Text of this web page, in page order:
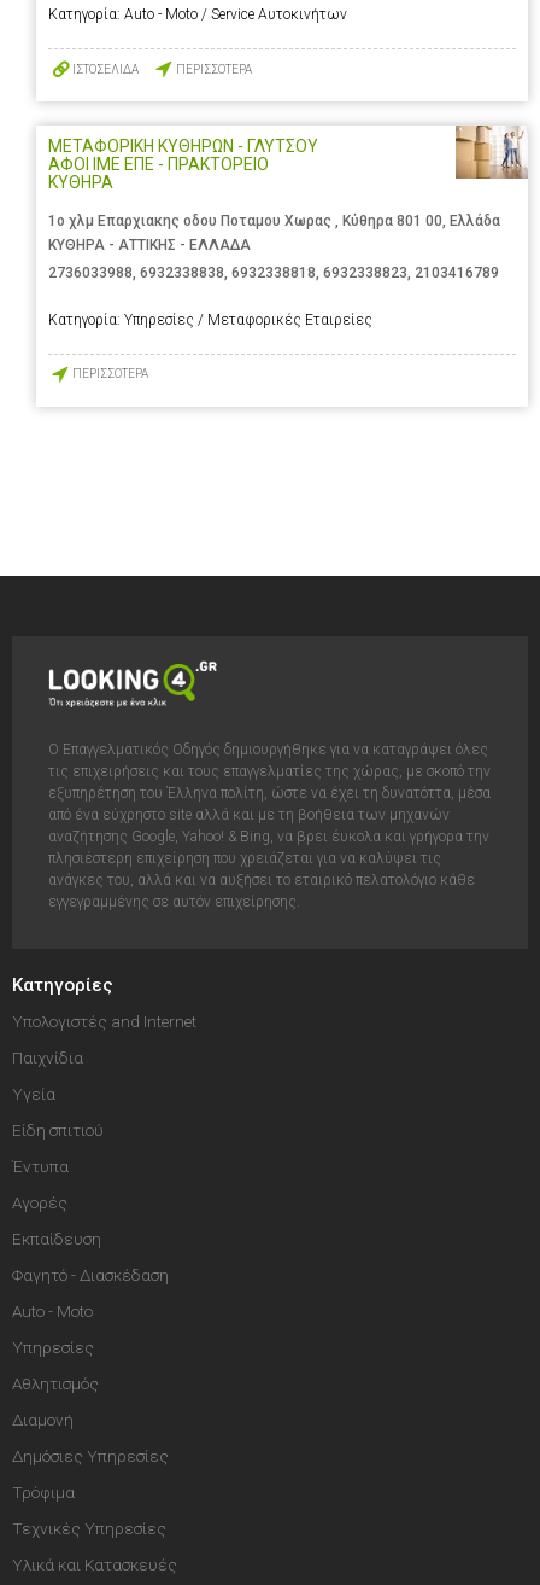
Κατηγορία: Auto - Moto / Service Αυτοκινήτων
ΙΣΤΟΣΕΛΙΔΑ ΠΕΡΙΣΣΟΤΕΡΑ
ΜΕΤΑΦΟΡΙΚΗ ΚΥΘΗΡΩΝ - ΓΛΥΤΣΟΥ
ΑΦΟΙ ΙΜΕ ΕΠΕ - ΠΡΑΚΤΟΡΕΙΟ
ΚΥΘΗΡΑ
1ο χλμ Επαρχιακης οδου Ποταμου Χωρας , Κύθηρα 801 00, Ελλάδα
ΚΥΘΗΡΑ - ΑΤΤΙΚΗΣ - ΕΛΛΑΔΑ
2736033988, 6932338838, 6932338818, 6932338823, 2103416789
Κατηγορία: Υπηρεσίες / Μεταφορικές Εταιρείες
ΠΕΡΙΣΣΟΤΕΡΑ
Ο Επαγγελματικός Οδηγός δημιουργήθηκε για να καταγράψει όλες
τις επιχειρήσεις και τους επαγγελματίες της χώρας, με σκοπό την
εξυπηρέτηση του Έλληνα πολίτη, ώστε να έχει τη δυνατόττα, μέσα
από ένα εύχρηστο site αλλά και με τη βοήθεια των μηχανών
αναζήτησης Google, Yahoo! & Bing, να βρει έυκολα και γρήγορα την
πλησιέστερη επιχείρηση που χρειάζεται για να καλύψει τις
ανάγκες του, αλλά και να αυξήσει το εταιρικό πελατολόγιο κάθε
εγγεγραμμένης σε αυτόν επιχείρησης.
Κατηγορίες
Υπολογιστές and Internet
Παιχνίδια
Υγεία
Είδη σπιτιού
Έντυπα
Αγορές
Εκπαίδευση
Φαγητό - Διασκέδαση
Auto - Moto
Υπηρεσίες
Αθλητισμός
Διαμονή
Δημόσιες Υπηρεσίες
Τρόφιμα
Τεχνικές Υπηρεσίες
Υλικά και Κατασκευές